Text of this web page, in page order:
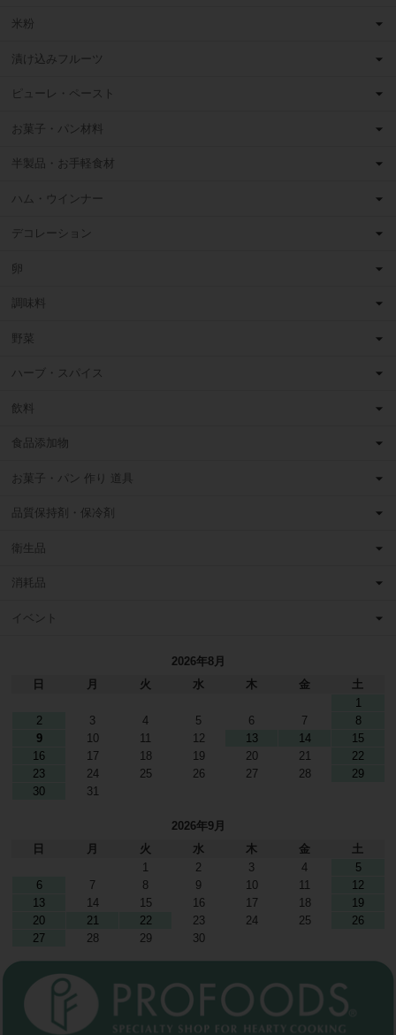
米粉
漬け込みフルーツ
ピューレ・ペースト
お菓子・パン材料
半製品・お手軽食材
ハム・ウインナー
デコレーション
卵
調味料
野菜
ハーブ・スパイス
飲料
食品添加物
お菓子・パン 作り 道具
品質保持剤・保冷剤
衛生品
消耗品
イベント
2026年8月
日
月 火 水 木 金
土
1
2
3 4 5 6 7
8
9
10 11 12 13 14
15
16
17 18 19 20 21
22
23
24 25 26 27 28
29
30
31
2026年9月
日
月 火 水 木 金
土
1
2 3 4
5
6
7 8 9 10 11
12
13
14 15 16 17 18
19
20
21 22 23 24 25
26
27
28 29 30